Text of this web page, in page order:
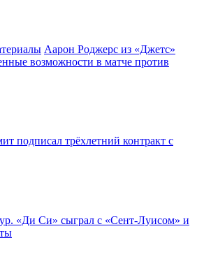
Аарон Роджерс из «Джетс»
возможности в матче против
подписал трёхлетний контракт с
«Ди Си» сыграл с «Сент-Луисом» и